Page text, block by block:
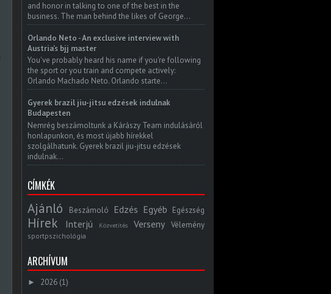
and honor in talking to one of the best in the
business. The man behind the likes of George...
Orlando Neto - An exclusive interview with
Austria's bjj master
You've probably heard his name if you're following
the sport or you train and compete actively:
Orlando Machado Neto. Orlando starte...
Gyerek brazil jiu-jitsu edzések indulnak
Budapesten
Nemrég beszámoltunk a Kárászy Team indulásáról
honlapunkon, és most újabb hírekkel
szolgálhatunk. Gyerek brazil jiu-jitsu edzések
indulnak...
CÍMKÉK
Ajánló Beszámoló Edzés Egyéb Egészség
Hírek Interjú Közvetítés Verseny Vélemény
sportpszichológia
ARCHÍVUM
► 2026 (1)